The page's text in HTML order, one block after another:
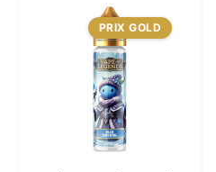
PRIX GOLD